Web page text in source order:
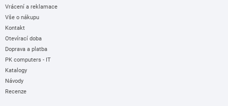
Vrácení a reklamace
Vše o nákupu
Kontakt
Otevírací doba
Doprava a platba
PK computers - IT
Katalogy
Návody
Recenze